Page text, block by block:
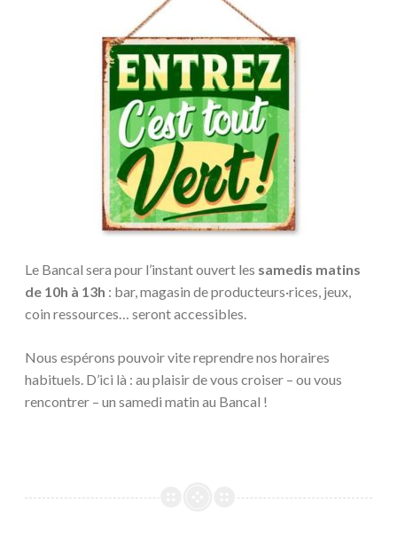
Le Bancal sera pour l’instant ouvert les samedis matins
de 10h à 13h : bar, magasin de producteurs·rices, jeux,
coin ressources… seront accessibles.
Nous espérons pouvoir vite reprendre nos horaires
habituels. D’ici là : au plaisir de vous croiser – ou vous
rencontrer – un samedi matin au Bancal !